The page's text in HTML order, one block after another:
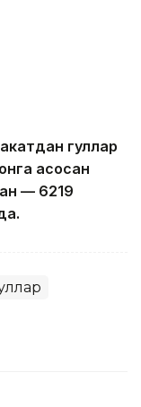
гуллар
асосан
— 6219